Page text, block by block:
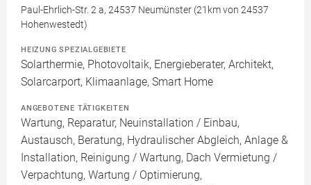
Paul-Ehrlich-Str. 2 a, 24537 Neumünster (21km von 24537
Hohenwestedt)
HEIZUNG SPEZIALGEBIETE
Solarthermie, Photovoltaik, Energieberater, Architekt,
Solarcarport, Klimaanlage, Smart Home
ANGEBOTENE TÄTIGKEITEN
Wartung, Reparatur, Neuinstallation / Einbau,
Austausch, Beratung, Hydraulischer Abgleich, Anlage &
Installation, Reinigung / Wartung, Dach Vermietung /
Verpachtung, Wartung / Optimierung,